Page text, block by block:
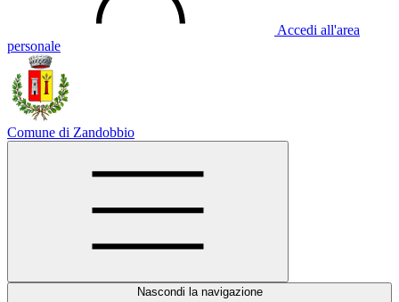
Accedi all'area
personale
Comune di Zandobbio
Nascondi la navigazione